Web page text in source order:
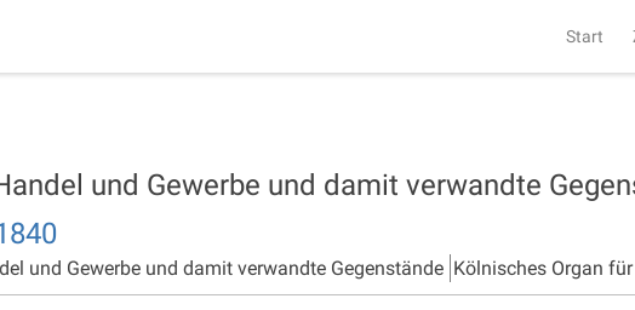
Start
und Gewerbe und damit verwandte
und Gewerbe und damit verwandte Gegenstände Kölnisches Organ